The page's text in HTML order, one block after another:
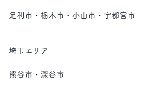
足利市・栃木市・小山市・宇都宮市
埼玉エリア
熊谷市・深谷市